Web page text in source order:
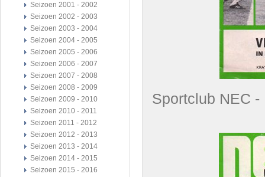
Seizoen 2001 - 2002
Seizoen 2002 - 2003
Seizoen 2003 - 2004
Seizoen 2004 - 2005
Seizoen 2005 - 2006
Seizoen 2006 - 2007
Seizoen 2007 - 2008
Seizoen 2008 - 2009
Seizoen 2009 - 2010
Seizoen 2010 - 2011
Seizoen 2011 - 2012
Seizoen 2012 - 2013
Seizoen 2013 - 2014
Seizoen 2014 - 2015
Seizoen 2015 - 2016
Sportclub